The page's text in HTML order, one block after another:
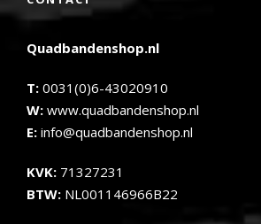
Quadbandenshop.nl
T: 0031(0)6-43020910
W: www.quadbandenshop.nl
E: info@quadbandenshop.nl
KVK: 71327231
BTW: NL001146966B22